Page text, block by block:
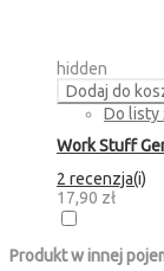
hidden
Dodaj do
Do listy
Work Stuff
2 recenzja(i)
17,90 zł
Produkt w innej